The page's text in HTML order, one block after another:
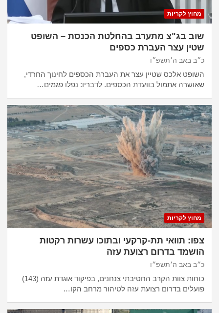
מחוץ לקריות
שוב בג"צ מתערב בהחלטת הכנסת – השופט
שטין עצר העברת כספים
כ״ב באב ה׳תשפ״ו
השופט אלכס שטיין עצר את העברת הכספים לחינוך החרדי,
שאושרה אתמול בוועדת הכספים. לדבריו: נפלו פגמים…
מחוץ לקריות
צפו: תוואי תת-קרקעי ובתוכו עשרות רקטות
הושמד בדרום רצועת עזה
כ״ב באב ה׳תשפ״ו
כוחות צוות הקרב החטיבתי צנחנים, בפיקוד אוגדת עזה (143)
פועלים בדרום רצועת עזה לטיהור מרחב הקו…